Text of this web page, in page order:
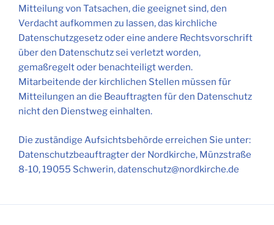
Mitteilung von Tatsachen, die geeignet sind, den
Verdacht aufkommen zu lassen, das kirchliche
Datenschutzgesetz oder eine andere Rechtsvorschrift
über den Datenschutz sei verletzt worden,
gemaßregelt oder benachteiligt werden.
Mitarbeitende der kirchlichen Stellen müssen für
Mitteilungen an die Beauftragten für den Datenschutz
nicht den Dienstweg einhalten.
Die zuständige Aufsichtsbehörde erreichen Sie unter:
Datenschutzbeauftragter der Nordkirche, Münzstraße
8-10, 19055 Schwerin, datenschutz@nordkirche.de